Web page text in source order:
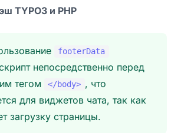
TYPO3 и PHP
footerData
непосредственно перед
тегом
</body> , что
для виджетов чата, так как
загрузку страницы.